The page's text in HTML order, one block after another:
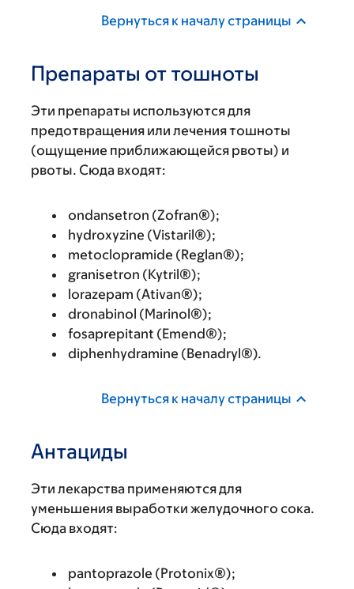
Вернуться к началу страницы
Препараты от тошноты
Эти препараты используются для
предотвращения или лечения тошноты
(ощущение приближающейся рвоты) и
рвоты. Сюда входят:
ondansetron (Zofran®);
hydroxyzine (Vistaril®);
metoclopramide (Reglan®);
granisetron (Kytril®);
lorazepam (Ativan®);
dronabinol (Marinol®);
fosaprepitant (Emend®);
diphenhydramine (Benadryl®).
Вернуться к началу страницы
Антациды
Эти лекарства применяются для
уменьшения выработки желудочного сока.
Сюда входят:
pantoprazole (Protonix®);